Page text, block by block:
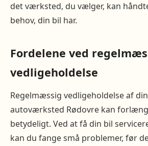
det værksted, du vælger, kan
behov, din bil har.
Fordelene ved
vedligeholdelse
Regelmæssig vedligeholdelse af
autoværksted Rødovre kan
betydeligt. Ved at få din bil
kan du fange små problemer, før